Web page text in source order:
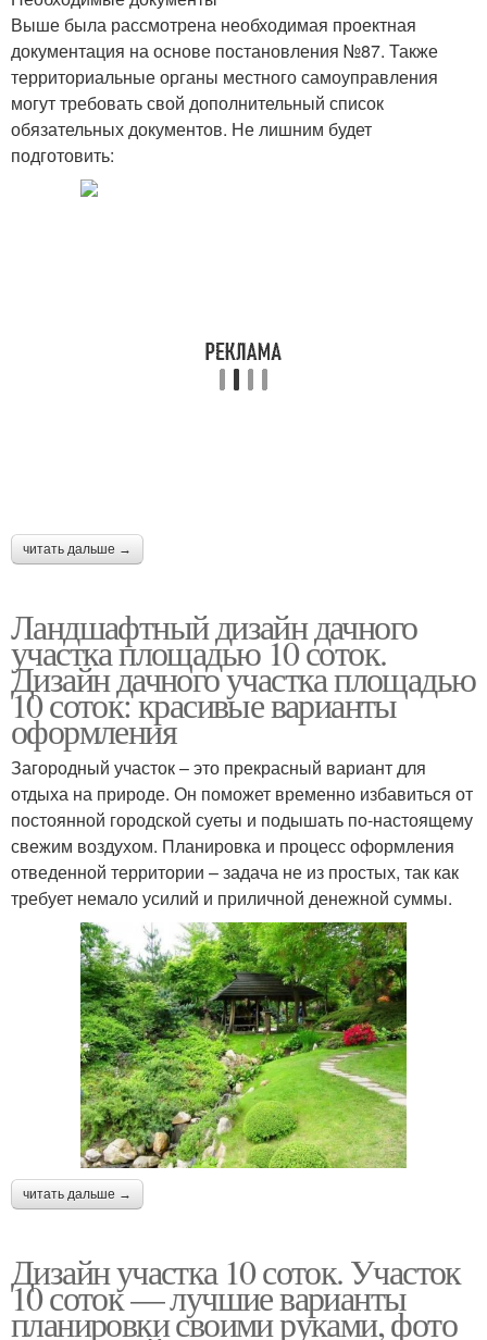
Выше была рассмотрена необходимая проектная
документация на основе постановления №87. Также
территориальные органы местного самоуправления
могут требовать свой дополнительный список
обязательных документов. Не лишним будет
подготовить:
читать дальше →
Ландшафтный дизайн дачного
участка площадью 10 соток.
Дизайн дачного участка площадью
10 соток: красивые варианты
оформления
Загородный участок – это прекрасный вариант для
отдыха на природе. Он поможет временно избавиться от
постоянной городской суеты и подышать по-настоящему
свежим воздухом. Планировка и процесс оформления
отведенной территории – задача не из простых, так как
требует немало усилий и приличной денежной суммы.
читать дальше →
Дизайн участка 10 соток. Участок
10 соток — лучшие варианты
планировки своими руками, фото